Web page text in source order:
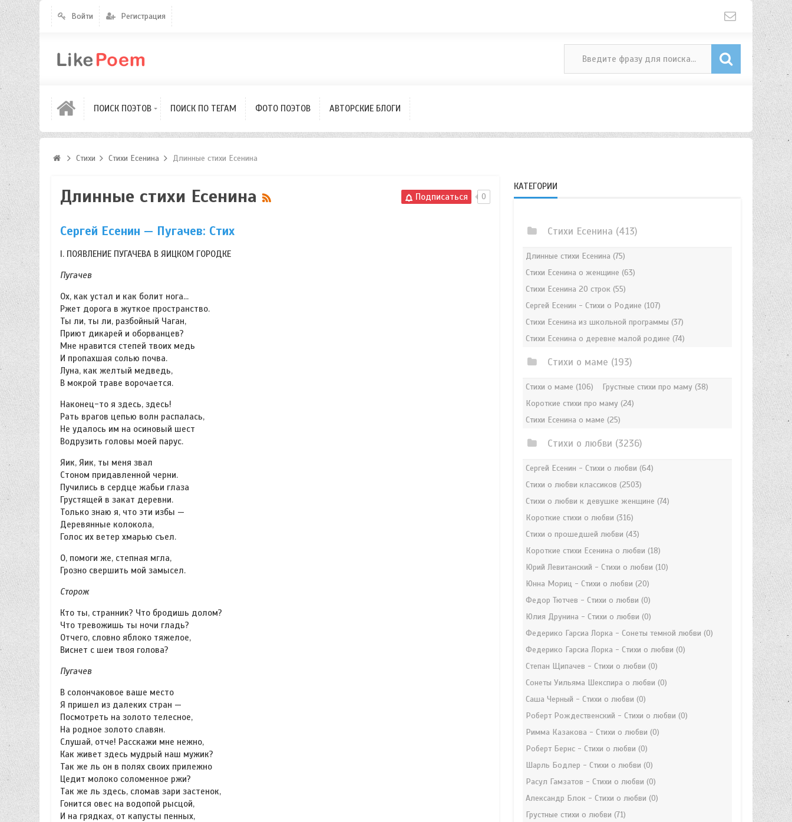
Войти Регистрация
ПОИСК ПОЭТОВ
Современные поэты
Советские поэты
Поэты серебрянного
века
Поэты 18-го века ПОИСК ПО ТЕГАМ ФОТО ПОЭТОВ АВТОРСКИЕ БЛОГИ
Стихи Стихи Есенина Длинные стихи Есенина
Подписаться 0
Длинные стихи Есенина
Сергей Есенин — Пугачев: Стих
I. ПОЯВЛЕНИЕ ПУГАЧЕВА В ЯИЦКОМ ГОРОДКЕ
Пугачев
Ох, как устал и как болит нога…
Ржет дорога в жуткое пространство.
Ты ли, ты ли, разбойный Чаган,
Приют дикарей и оборванцев?
Мне нравится степей твоих медь
И пропахшая солью почва.
Луна, как желтый медведь,
В мокрой траве ворочается.
Наконец-то я здесь, здесь!
Рать врагов цепью волн распалась,
Не удалось им на осиновый шест
Водрузить головы моей парус.
Яик, Яик, ты меня звал
Стоном придавленной черни.
Пучились в сердце жабьи глаза
Грустящей в закат деревни.
Только знаю я, что эти избы —
Деревянные колокола,
Голос их ветер хмарью съел.
О, помоги же, степная мгла,
Грозно свершить мой замысел.
Сторож
Кто ты, странник? Что бродишь долом?
Что тревожишь ты ночи гладь?
Отчего, словно яблоко тяжелое,
Виснет с шеи твоя голова?
Пугачев
В солончаковое ваше место
Я пришел из далеких стран —
Посмотреть на золото телесное,
На родное золото славян.
Слушай, отче! Расскажи мне нежно,
Как живет здесь мудрый наш мужик?
Так же ль он в полях своих прилежно
Цедит молоко соломенное ржи?
Так же ль здесь, сломав зари застенок,
Гонится овес на водопой рысцой,
И на грядках, от капусты пенных,
КАТЕГОРИИ
Стихи Есенина (413)
Длинные стихи Есенина (75)
Стихи Есенина о женщине (63)
Стихи Есенина 20 строк (55)
Сергей Есенин - Стихи о Родине (107)
Стихи Есенина из школьной программы (37)
Стихи Есенина о деревне малой родине (74)
Стихи о маме (193)
Стихи о маме (106) Грустные стихи про маму (38)
Короткие стихи про маму (24)
Стихи Есенина о маме (25)
Стихи о любви (3236)
Сергей Есенин - Стихи о любви (64)
Стихи о любви классиков (2503)
Стихи о любви к девушке женщине (74)
Короткие стихи о любви (316)
Стихи о прошедшей любви (43)
Короткие стихи Есенина о любви (18)
Юрий Левитанский - Стихи о любви (10)
Юнна Мориц - Стихи о любви (20)
Федор Тютчев - Стихи о любви (0)
Юлия Друнина - Стихи о любви (0)
Федерико Гарсиа Лорка - Сонеты темной любви (0)
Федерико Гарсиа Лорка - Стихи о любви (0)
Степан Щипачев - Стихи о любви (0)
Сонеты Уильяма Шекспира о любви (0)
Саша Черный - Стихи о любви (0)
Роберт Рождественский - Стихи о любви (0)
Римма Казакова - Стихи о любви (0)
Роберт Бернс - Стихи о любви (0)
Шарль Бодлер - Стихи о любви (0)
Расул Гамзатов - Стихи о любви (0)
Александр Блок - Стихи о любви (0)
Грустные стихи о любви (71)